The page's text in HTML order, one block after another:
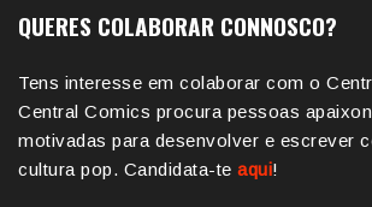
QUERES COLABORAR CONNOSCO?
Tens interesse em colaborar com o
Central Comics procura pessoas
motivadas para desenvolver e escrever
cultura pop. Candidata-te aqui!